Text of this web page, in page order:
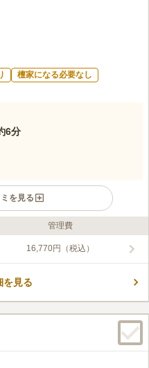
檀家になる必要なし
6分
を見る
）は、都市型公園墓地です。境内
リアフリー設計で、参道はタイル
ん。
管理費
16,770円（税込）
を見る